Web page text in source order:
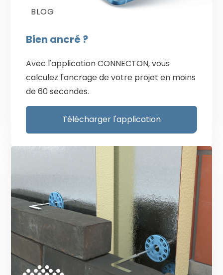
BLOG
Bien ancré ?
Avec l'application CONNECTON, vous
calculez l'ancrage de votre projet en moins
de 60 secondes.
Télécharger l'application